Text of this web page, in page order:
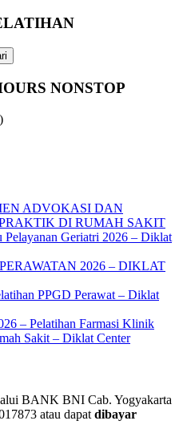
NONSTOP
ADVOKASI DAN
DI RUMAH SAKIT
Pelayanan Geriatri 2026 – Diklat
2026 – DIKLAT
PPGD Perawat – Diklat
– Pelatihan Farmasi Klinik
Sakit – Diklat Center
BANK BNI Cab. Yogyakarta
atau dapatdibayar